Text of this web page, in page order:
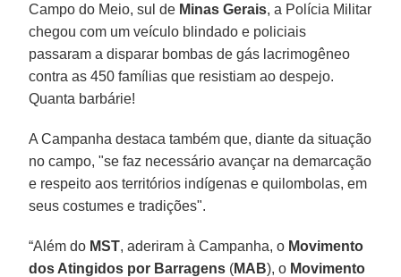
Campo do Meio, sul de Minas Gerais, a Polícia Militar
chegou com um veículo blindado e policiais
passaram a disparar bombas de gás lacrimogêneo
contra as 450 famílias que resistiam ao despejo.
Quanta barbárie!
A Campanha destaca também que, diante da situação
no campo, "se faz necessário avançar na demarcação
e respeito aos territórios indígenas e quilombolas, em
seus costumes e tradições".
“Além do MST, aderiram à Campanha, o Movimento
dos Atingidos por Barragens (MAB), o Movimento